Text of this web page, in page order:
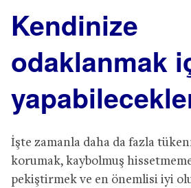
Kendinize
odaklanmak
İşte zamanla daha da fazla
korumak, kaybolmuş
pekiştirmek ve en önemlisi iyi